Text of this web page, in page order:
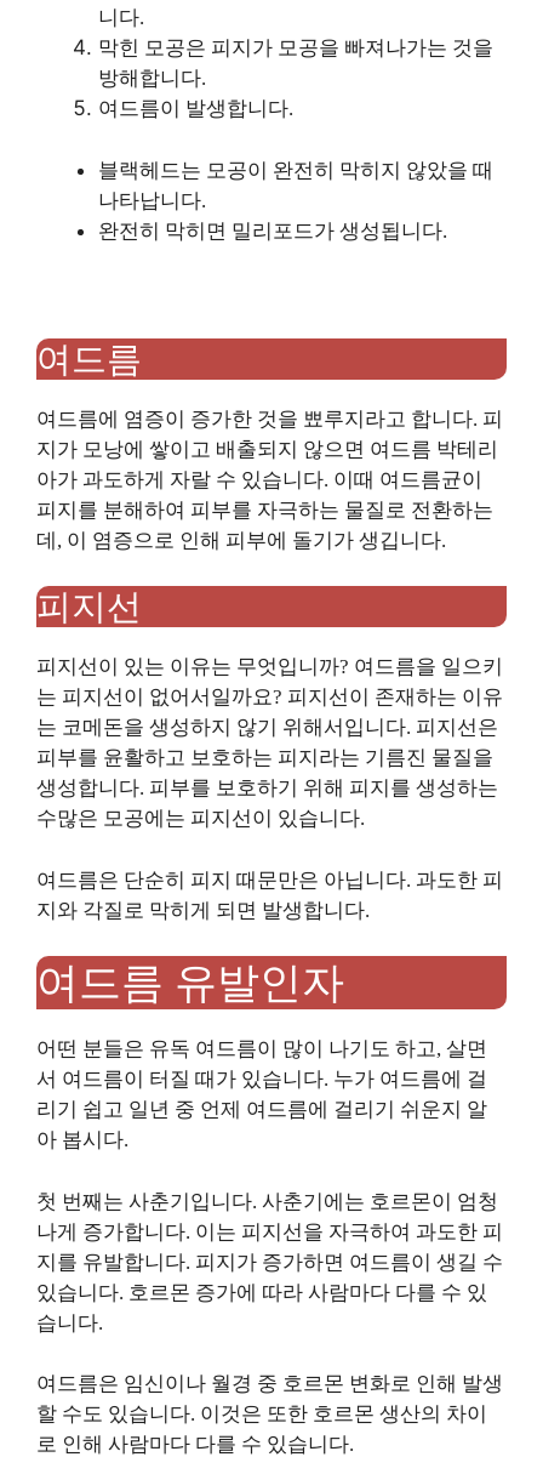
니다.
막힌 모공은 피지가 모공을 빠져나가는 것을
방해합니다.
여드름이 발생합니다.
블랙헤드는 모공이 완전히 막히지 않았을 때
나타납니다.
완전히 막히면 밀리포드가 생성됩니다.
여드름
여드름에 염증이 증가한 것을 뾰루지라고 합니다. 피
지가 모낭에 쌓이고 배출되지 않으면 여드름 박테리
아가 과도하게 자랄 수 있습니다. 이때 여드름균이
피지를 분해하여 피부를 자극하는 물질로 전환하는
데, 이 염증으로 인해 피부에 돌기가 생깁니다.
피지선
피지선이 있는 이유는 무엇입니까? 여드름을 일으키
는 피지선이 없어서일까요? 피지선이 존재하는 이유
는 코메돈을 생성하지 않기 위해서입니다. 피지선은
피부를 윤활하고 보호하는 피지라는 기름진 물질을
생성합니다. 피부를 보호하기 위해 피지를 생성하는
수많은 모공에는 피지선이 있습니다.
여드름은 단순히 피지 때문만은 아닙니다. 과도한 피
지와 각질로 막히게 되면 발생합니다.
여드름 유발인자
어떤 분들은 유독 여드름이 많이 나기도 하고, 살면
서 여드름이 터질 때가 있습니다. 누가 여드름에 걸
리기 쉽고 일년 중 언제 여드름에 걸리기 쉬운지 알
아 봅시다.
첫 번째는 사춘기입니다. 사춘기에는 호르몬이 엄청
나게 증가합니다. 이는 피지선을 자극하여 과도한 피
지를 유발합니다. 피지가 증가하면 여드름이 생길 수
있습니다. 호르몬 증가에 따라 사람마다 다를 수 있
습니다.
여드름은 임신이나 월경 중 호르몬 변화로 인해 발생
할 수도 있습니다. 이것은 또한 호르몬 생산의 차이
로 인해 사람마다 다를 수 있습니다.